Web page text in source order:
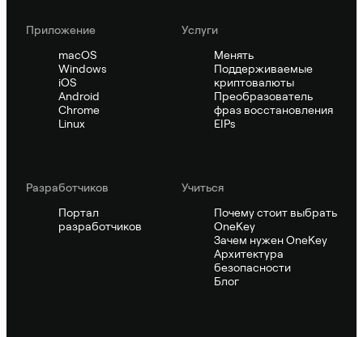
Приложение
macOS
Windows
iOS
Android
Chrome
Linux
Услуги
Менять
Поддерживаемые
криптовалюты
Преобразователь
фраз восстановления
EIPs
Pазработчиков
Портал
разработчиков
Учиться
Почему стоит выбрать
OneKey
Зачем нужен OneKey
Архитектура
безопасности
Блог